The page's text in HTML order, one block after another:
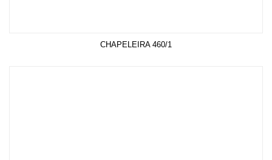
CHAPELEIRA 460/1